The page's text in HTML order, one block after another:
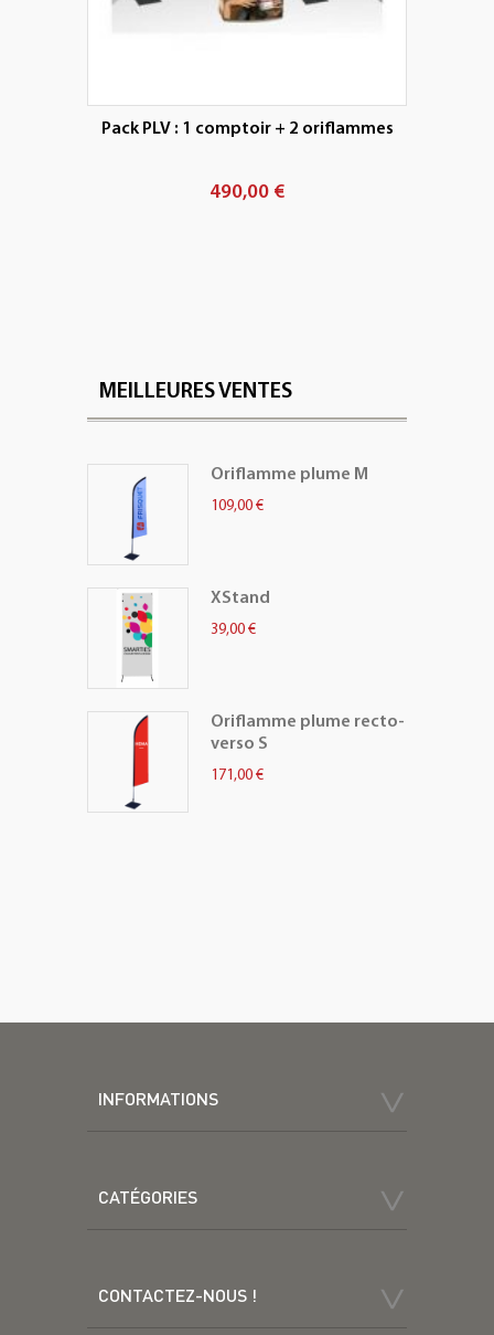
Pack PLV : 1 comptoir + 2 oriflammes
490,00 €
MEILLEURES VENTES
Oriflamme plume M
109,00 €
XStand
39,00 €
Oriflamme plume recto-
verso S
171,00 €
INFORMATIONS
CATÉGORIES
CONTACTEZ-NOUS !